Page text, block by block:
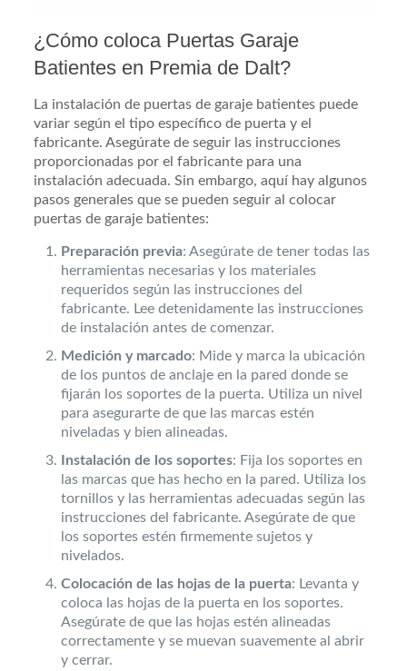
¿Cómo coloca Puertas Garaje
Batientes en Premia de Dalt?
La instalación de puertas de garaje batientes puede
variar según el tipo específico de puerta y el
fabricante. Asegúrate de seguir las instrucciones
proporcionadas por el fabricante para una
instalación adecuada. Sin embargo, aquí hay algunos
pasos generales que se pueden seguir al colocar
puertas de garaje batientes:
Preparación previa: Asegúrate de tener todas las
herramientas necesarias y los materiales
requeridos según las instrucciones del
fabricante. Lee detenidamente las instrucciones
de instalación antes de comenzar.
Medición y marcado: Mide y marca la ubicación
de los puntos de anclaje en la pared donde se
fijarán los soportes de la puerta. Utiliza un nivel
para asegurarte de que las marcas estén
niveladas y bien alineadas.
Instalación de los soportes: Fija los soportes en
las marcas que has hecho en la pared. Utiliza los
tornillos y las herramientas adecuadas según las
instrucciones del fabricante. Asegúrate de que
los soportes estén firmemente sujetos y
nivelados.
Colocación de las hojas de la puerta: Levanta y
coloca las hojas de la puerta en los soportes.
Asegúrate de que las hojas estén alineadas
correctamente y se muevan suavemente al abrir
y cerrar.